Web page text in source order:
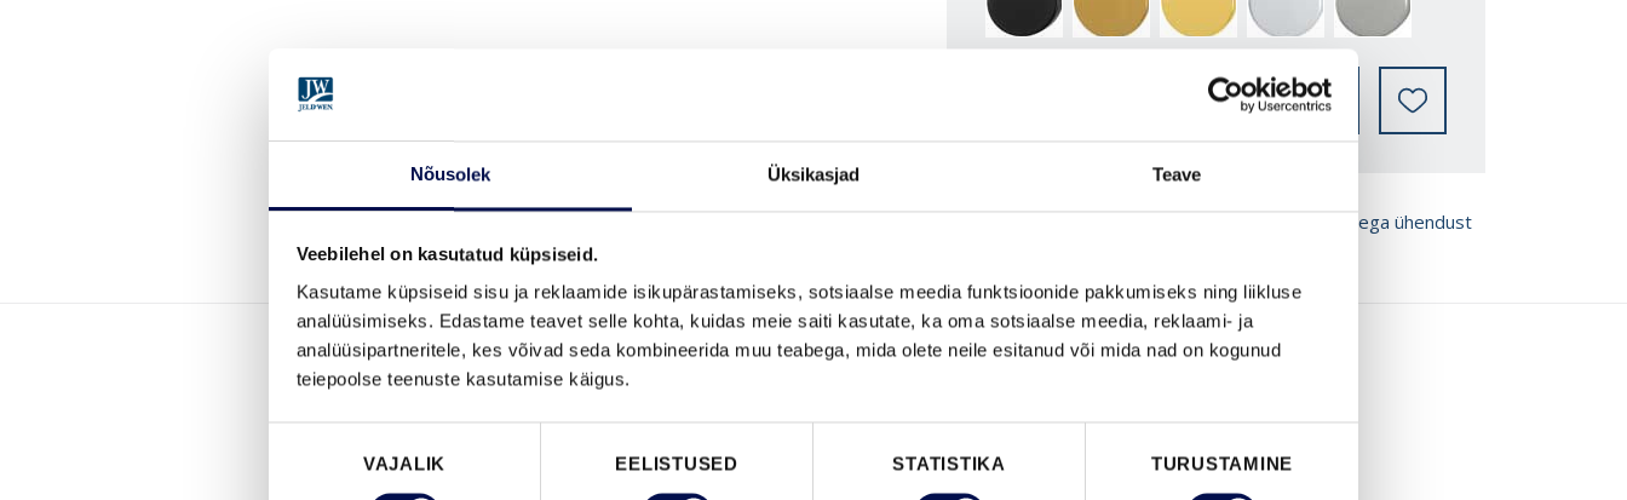
Nõusolek Üksikasjad Teave
Veebilehel on kasutatud küpsiseid.
Kasutame küpsiseid sisu ja reklaamide isikupärastamiseks, sotsiaalse meedia funktsioonide pakkumiseks ning liikluse
analüüsimiseks. Edastame teavet selle kohta, kuidas meie saiti kasutate, ka oma sotsiaalse meedia, reklaami- ja
analüüsipartneritele, kes võivad seda kombineerida muu teabega, mida olete neile esitanud või mida nad on kogunud
teiepoolse teenuste kasutamise käigus.
VAJALIK EELISTUSED STATISTIKA TURUSTAMINE
LEIA EDASIMÜÜJA
Võta meiega ühendust